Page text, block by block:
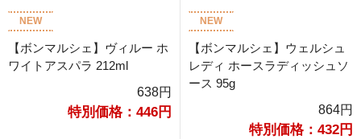
NEW
【ボンマルシェ】ヴィルー ホ
ワイトアスパラ 212ml
638円
特別価格：446円
NEW
【ボンマルシェ】ウェルシュ
レディ ホースラディッシュソ
ース 95g
864円
特別価格：432円